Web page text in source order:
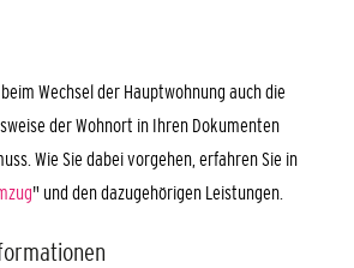
Wechsel der Hauptwohnung auch die
der Wohnort in Ihren Dokumenten
Wie Sie dabei vorgehen, erfahren Sie in
" und den dazugehörigen Leistungen.